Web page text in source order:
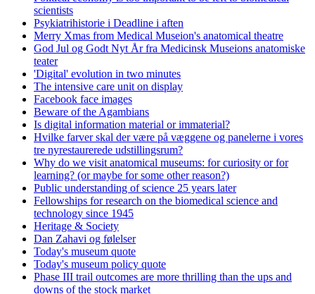
scientists
Psykiatrihistorie i Deadline i aften
Merry Xmas from Medical Museion's anatomical theatre
God Jul og Godt Nyt År fra Medicinsk Museions anatomiske
teater
'Digital' evolution in two minutes
The intensive care unit on display
Facebook face images
Beware of the Agambians
Is digital information material or immaterial?
Hvilke farver skal der være på væggene og panelerne i vores
tre nyrestaurerede udstillingsrum?
Why do we visit anatomical museums: for curiosity or for
learning? (or maybe for some other reason?)
Public understanding of science 25 years later
Fellowships for research on the biomedical science and
technology since 1945
Heritage & Society
Dan Zahavi og følelser
Today's museum quote
Today's museum policy quote
Phase III trail outcomes are more thrilling than the ups and
downs of the stock market